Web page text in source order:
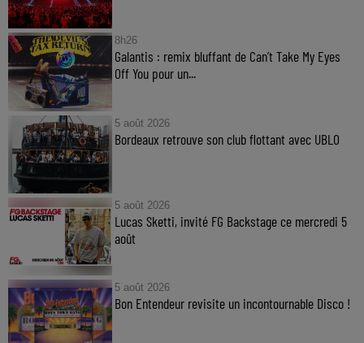
8h26
Galantis : remix bluffant de Can’t Take My Eyes
Off You pour un...
5 août 2026
Bordeaux retrouve son club flottant avec UBLO
5 août 2026
Lucas Sketti, invité FG Backstage ce mercredi 5
août
5 août 2026
Bon Entendeur revisite un incontournable Disco !